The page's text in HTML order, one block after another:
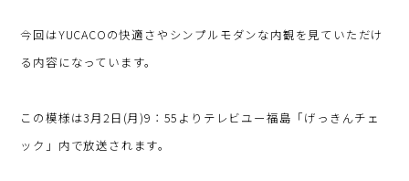
今回はYUCACOの快適さやシンプルモダンな内観を見ていただけ
る内容になっています。
この模様は3月2日(月)9：55よりテレビユー福島「げっきんチェ
ック」内で放送されます。